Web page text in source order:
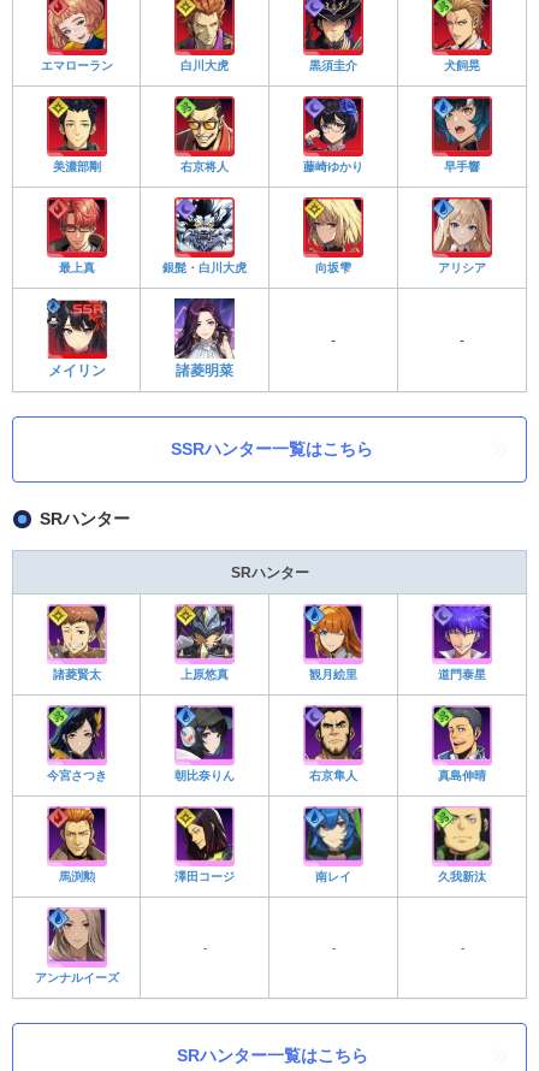
エマローラン 白川大虎 黒須圭介 犬飼晃
美濃部剛 右京将人 藤崎ゆかり 早手響
最上真 銀髭・白川大虎 向坂雫 アリシア
メイリン 諸菱明菜
- -
SSRハンター一覧はこちら
SRハンター
SRハンター
諸菱賢太 上原悠真 観月絵里 道門泰星
今宮さつき 朝比奈りん 右京隼人 真島伸晴
馬渕勲 澤田コージ 南レイ 久我新汰
アンナルイーズ
- - -
SRハンター一覧はこちら